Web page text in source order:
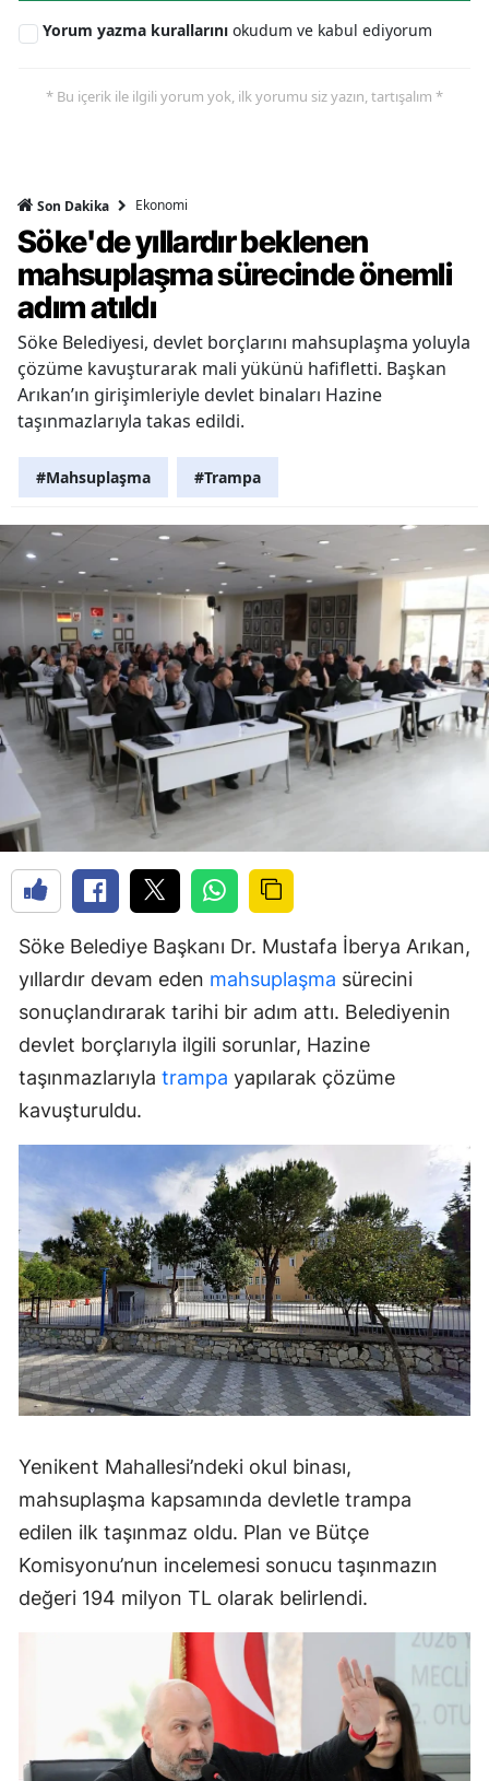
Yorum yazma kurallarını okudum ve kabul ediyorum
* Bu içerik ile ilgili yorum yok, ilk yorumu siz yazın, tartışalım *
Son Dakika Ekonomi
Söke'de yıllardır beklenen
mahsuplaşma sürecinde önemli
adım atıldı
Söke Belediyesi, devlet borçlarını mahsuplaşma yoluyla
çözüme kavuşturarak mali yükünü hafifletti. Başkan
Arıkan’ın girişimleriyle devlet binaları Hazine
taşınmazlarıyla takas edildi.
#Mahsuplaşma #Trampa
Söke Belediye Başkanı Dr. Mustafa İberya Arıkan,
yıllardır devam eden mahsuplaşma sürecini
sonuçlandırarak tarihi bir adım attı. Belediyenin
devlet borçlarıyla ilgili sorunlar, Hazine
taşınmazlarıyla trampa yapılarak çözüme
kavuşturuldu.
Yenikent Mahallesi’ndeki okul binası,
mahsuplaşma kapsamında devletle trampa
edilen ilk taşınmaz oldu. Plan ve Bütçe
Komisyonu’nun incelemesi sonucu taşınmazın
değeri 194 milyon TL olarak belirlendi.